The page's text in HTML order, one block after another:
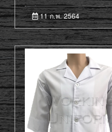
11 ก.พ. 2564